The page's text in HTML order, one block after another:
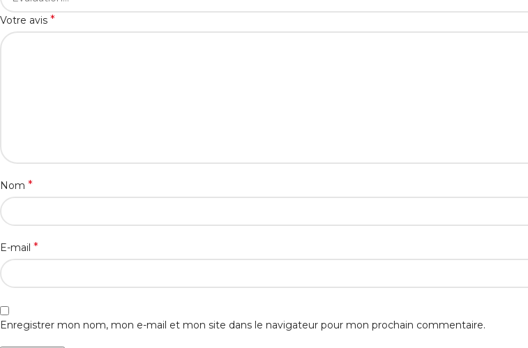
Votre avis *
Nom *
E-mail *
Enregistrer mon nom, mon e-mail et mon site dans le navigateur pour mon prochain commentaire.